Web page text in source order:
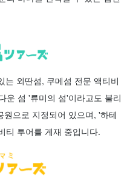
는 외딴섬, 쿠메섬 전문 액티비
운 섬 '류미의 섬'이라고도 불리
으로 지정되어 있으며, '하테
티 투어를 게재 중입니다.